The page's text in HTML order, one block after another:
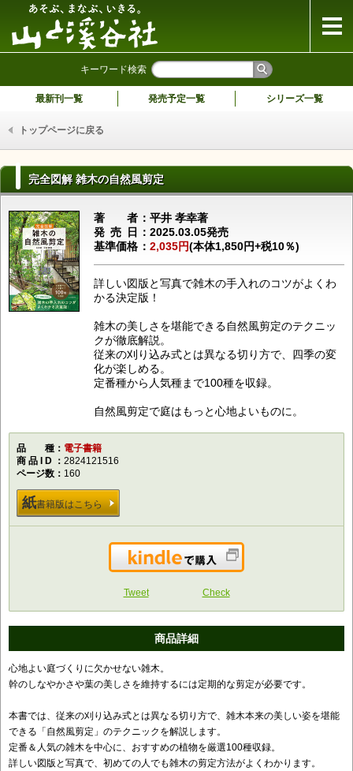
キーワード検索
最新刊一覧 発売予定一覧 シリーズ一覧
トップページに戻る
完全図解 雑木の自然風剪定
著者平井 孝幸著
発売日 2025.03.05発売
基準価格
2,035円(本体1,850円+税10％)
詳しい図版と写真で雑木の手入れのコツがよくわ
かる決定版！
雑木の美しさを堪能できる自然風剪定のテクニッ
クが徹底解説。
従来の刈り込み式とは異なる切り方で、四季の変
化が楽しめる。
定番種から人気種まで100種を収録。
自然風剪定で庭はもっと心地よいものに。
品種電子書籍
商品ID
2824121516
ページ数
160
紙書籍版はこちら
Kindleで購入
Tweet Check
商品詳細
心地よい庭づくりに欠かせない雑木。
幹のしなやかさや葉の美しさを維持するには定期的な剪定が必要です。
本書では、従来の刈り込み式とは異なる切り方で、雑木本来の美しい姿を堪能
できる「自然風剪定」のテクニックを解説します。
定番＆人気の雑木を中心に、おすすめの植物を厳選100種収録。
詳しい図版と写真で、初めての人でも雑木の剪定方法がよくわかります。